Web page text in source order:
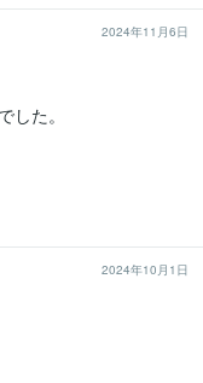
2024年11月6日
した。
2024年10月1日